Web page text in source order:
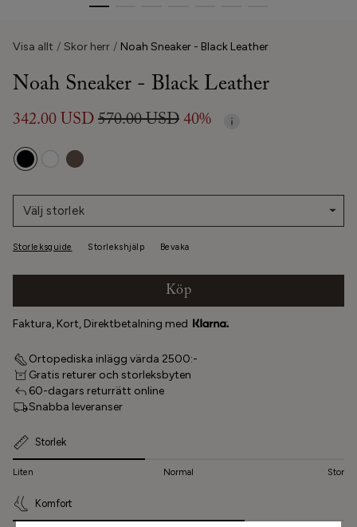
Visa allt Skor herr Noah Sneaker - Black Leather
Noah Sneaker - Black Leather
342.00 USD570.00 USD40%
Välj storlek
Storleksguide Storlekshjälp Bevaka
Köp
Faktura, Kort, Direktbetalning med
Ortopediska inlägg värda 2500:-
Gratis returer och storleksbyten
60-dagars returrätt online
Snabba leveranser
Storlek
Liten Normal Stor
Komfort